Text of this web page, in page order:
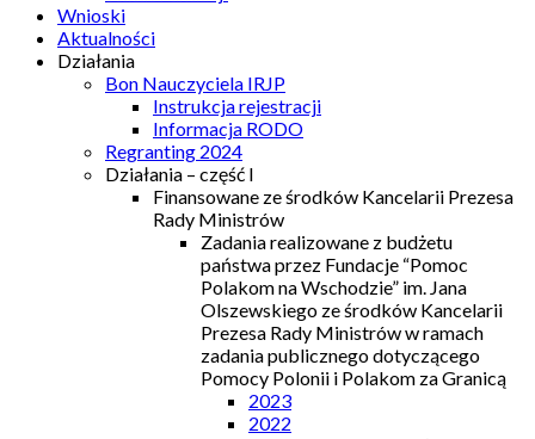
Wnioski
Aktualności
Działania
Bon Nauczyciela IRJP
Instrukcja rejestracji
Informacja RODO
Regranting 2024
Działania – część I
Finansowane ze środków Kancelarii Prezesa
Rady Ministrów
Zadania realizowane z budżetu
państwa przez Fundacje “Pomoc
Polakom na Wschodzie” im. Jana
Olszewskiego ze środków Kancelarii
Prezesa Rady Ministrów w ramach
zadania publicznego dotyczącego
Pomocy Polonii i Polakom za Granicą
2023
2022